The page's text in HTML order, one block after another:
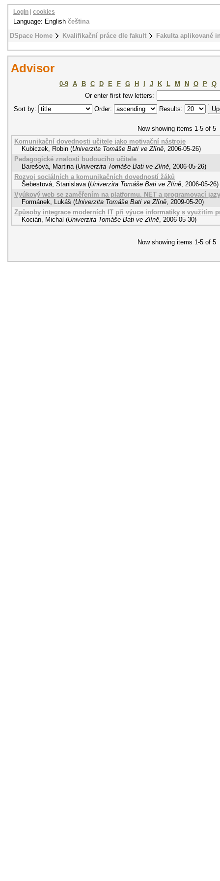
DSpace Home Kvalifikační práce dle fakult Fakulta aplikované
Login cookies
Language: English čeština
Advisor
0-9 A B C D E F G H J K L M N O P
Q
Or enter first few letters:
Sort by:
Order: Results:
Now showing items 1-5 of 5
Komunikační dovednosti učitele jako motivační nástroje
Kubiczek, Robin (Univerzita Tomáše Bati ve Zlíně, 2006-05-26)
Pedagogické znalosti budoucího učitele
Barešová, Martina (Univerzita Tomáše Bati ve Zlíně, 2006-05-26)
Rozvoj sociálních a komunikačních dovedností žáků
Šebestová, Stanislava (Univerzita Tomáše Bati ve Zlíně, 2006-05-26)
Vyúkový web se zaměřením na platformu. NET a programovací
Formánek, Lukáš (Univerzita Tomáše Bati ve Zlíně, 2009-05-20)
Způsoby integrace moderních IT při výuce informatiky s využitím
Kocián, Michal (Univerzita Tomáše Bati ve Zlíně, 2006-05-30)
Now showing items 1-5 of 5